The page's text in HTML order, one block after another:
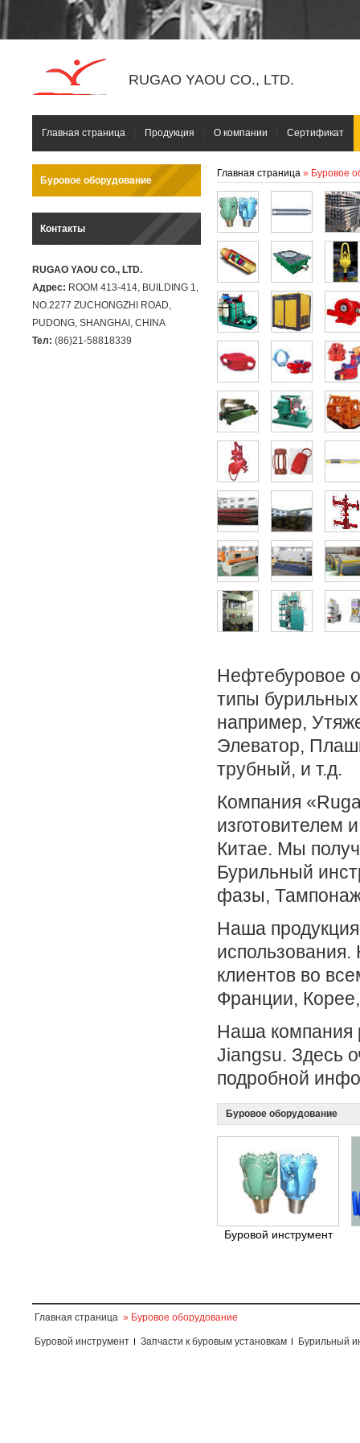
RUGAO YAOU CO., LTD.
Главная страница Продукция О компании Сертификат
Буровое оборудование
Контакты
RUGAO YAOU CO., LTD.
Адрес: ROOM 413-414, BUILDING 1,
NO.2277 ZUCHONGZHI ROAD,
PUDONG, SHANGHAI, CHINA
Тел: (86)21-58818339
Главная страница » Буровое
Нефтебуровое
типы
например,
Элеватор,
трубный, и т.д.
Компания
изготовителем
Китае. Мы
Бурильный
фазы,
Наша
клиентов во
Франции,
Наша компания
Jiangsu. Здесь
подробной
Буровое оборудование
Буровой инструмент
Главная страница » Буровое оборудование
Буровой инструмент Запчасти к буровым установкам Бурильный